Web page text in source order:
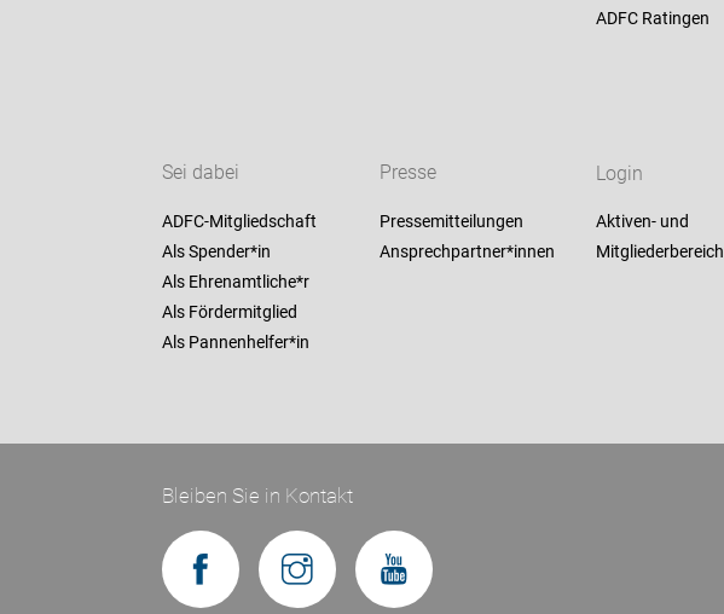
ADFC Ratingen
Sei dabei
ADFC-Mitgliedschaft
Als Spender*in
Als Ehrenamtliche*r
Als Fördermitglied
Als Pannenhelfer*in
Presse
Pressemitteilungen
Ansprechpartner*innen
Login
Aktiven- und
Mitgliederbereich
Bleiben Sie in Kontakt